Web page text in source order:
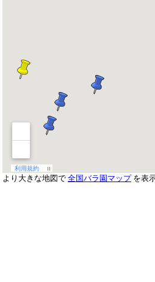
より大きな地図で 全国バラ園マップを表